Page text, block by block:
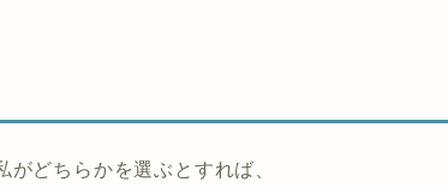
どちらかを選ぶとすれば、